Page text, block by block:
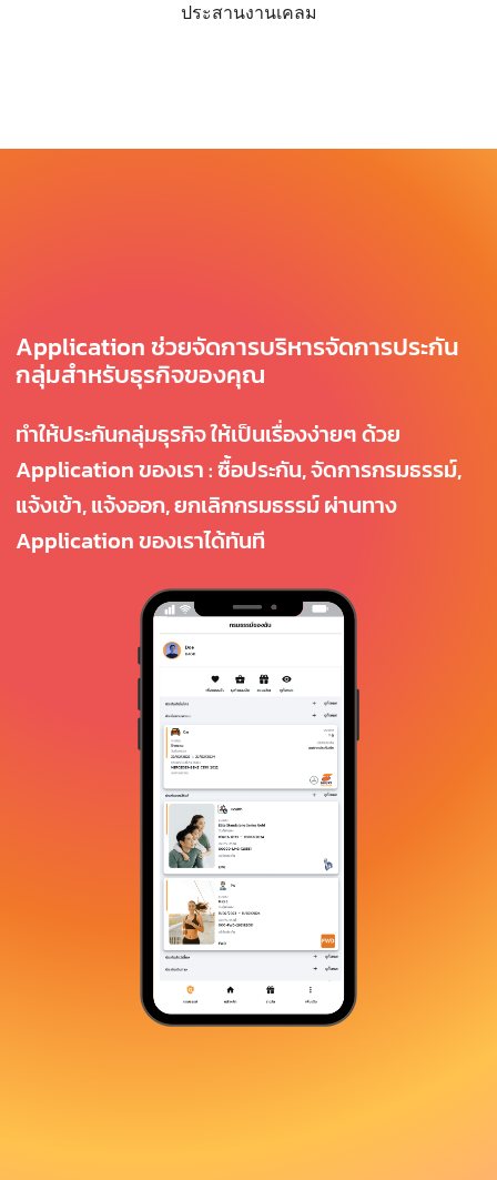
ประสานงานเคลม
Application ช่วยจัดการบริหารจัดการประกัน
กลุ่มสำหรับธุรกิจของคุณ
ทำให้ประกันกลุ่มธุรกิจ ให้เป็นเรื่องง่ายๆ ด้วย
Application ของเรา : ซื้อประกัน, จัดการกรมธรรม์,
แจ้งเข้า, แจ้งออก, ยกเลิกกรมธรรม์ ผ่านทาง
Application ของเราได้ทันที